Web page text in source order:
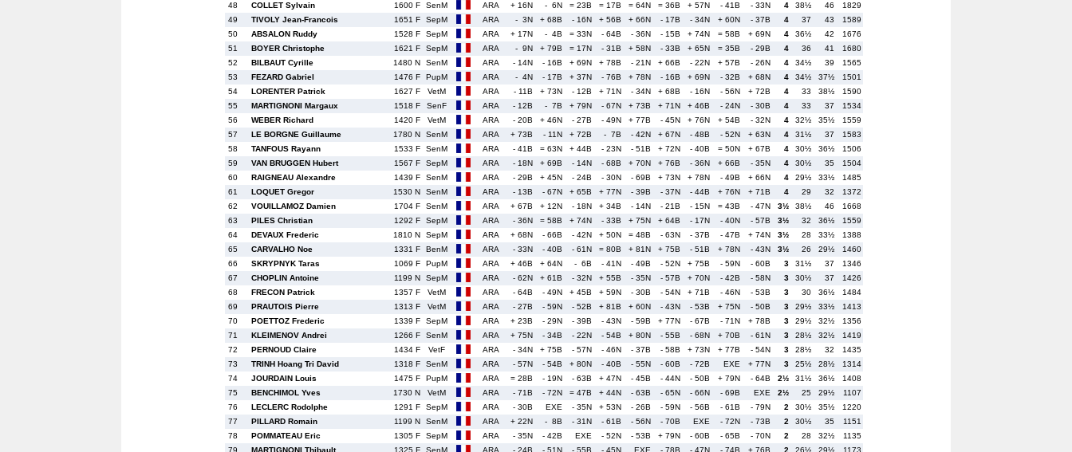
48
COLLET Sylvain 1600 F SenM ARA + 16N - 6N = 23B = 17B = 64N = 36B + 57N - 41B - 33N 4 38½ 46
1829
49
TIVOLY Jean-Francois 1651 F SepM ARA - 3N + 68B - 16N + 56B + 66N - 17B - 34N + 60N - 37B 4 37 43
1589
50
ABSALON Ruddy 1528 F SepM ARA + 17N - 4B = 33N - 64B - 36N - 15B + 74N = 58B + 69N 4 36½ 42
1676
51
BOYER Christophe 1621 F SepM ARA - 9N + 79B = 17N - 31B + 58N - 33B + 65N = 35B - 29B 4 36 41
1680
52
BILBAUT Cyrille 1480 N SenM ARA - 14N - 16B + 69N + 78B - 21N + 66B - 22N + 57B - 26N 4 34½ 39
1565
53
FEZARD Gabriel 1476 F PupM ARA - 4N - 17B + 37N - 76B + 78N - 16B + 69N - 32B + 68N 4 34½ 37½
1501
54
LORENTER Patrick 1627 F VetM ARA - 11B + 73N - 12B + 71N - 34N + 68B - 16N - 56N + 72B 4 33 38½
1590
55
MARTIGNONI Margaux 1518 F SenF ARA - 12B - 7B + 79N - 67N + 73B + 71N + 46B - 24N - 30B 4 33 37
1534
56
WEBER Richard 1420 F VetM ARA - 20B + 46N - 27B - 49N + 77B - 45N + 76N + 54B - 32N 4 32½ 35½
1559
57
LE BORGNE Guillaume 1780 N SenM ARA + 73B - 11N + 72B - 7B - 42N + 67N - 48B - 52N + 63N 4 31½ 37
1583
58
TANFOUS Rayann 1533 F SenM ARA - 41B = 63N + 44B - 23N - 51B + 72N - 40B = 50N + 67B 4 30½ 36½
1506
59
VAN BRUGGEN Hubert 1567 F SepM ARA - 18N + 69B - 14N - 68B + 70N + 76B - 36N + 66B - 35N 4 30½ 35
1504
60
RAIGNEAU Alexandre 1439 F SenM ARA - 29B + 45N - 24B - 30N - 69B + 73N + 78N - 49B + 66N 4 29½ 33½
1485
61
LOQUET Gregor 1530 N SenM ARA - 13B - 67N + 65B + 77N - 39B - 37N - 44B + 76N + 71B 4 29 32
1372
62
VOUILLAMOZ Damien 1704 F SenM ARA + 67B + 12N - 18N + 34B - 14N - 21B - 15N = 43B - 47N 3½ 38½ 46
1668
63
PILES Christian 1292 F SepM ARA - 36N = 58B + 74N - 33B + 75N + 64B - 17N - 40N - 57B 3½ 32 36½
1559
64
DEVAUX Frederic 1810 N SepM ARA + 68N - 66B - 42N + 50N = 48B - 63N - 37B - 47B + 74N 3½ 28 33½
1388
65
CARVALHO Noe 1331 F BenM ARA - 33N - 40B - 61N = 80B + 81N + 75B - 51B + 78N - 43N 3½ 26 29½
1460
66
SKRYPNYK Taras 1069 F PupM ARA + 46B + 64N - 6B - 41N - 49B - 52N + 75B - 59N - 60B 3 31½ 37
1346
67
CHOPLIN Antoine 1199 N SepM ARA - 62N + 61B - 32N + 55B - 35N - 57B + 70N - 42B - 58N 3 30½ 37
1426
68
FRECON Patrick 1357 F VetM ARA - 64B - 49N + 45B + 59N - 30B - 54N + 71B - 46N - 53B 3 30 36½
1484
69
PRAUTOIS Pierre 1313 F VetM ARA - 27B - 59N - 52B + 81B + 60N - 43N - 53B + 75N - 50B 3 29½ 33½
1413
70
POETTOZ Frederic 1339 F SepM ARA + 23B - 29N - 39B - 43N - 59B + 77N - 67B - 71N + 78B 3 29½ 32½
1356
71
KLEIMENOV Andrei 1266 F SenM ARA + 75N - 34B - 22N - 54B + 80N - 55B - 68N + 70B - 61N 3 28½ 32½
1419
72
PERNOUD Claire 1434 F VetF ARA - 34N + 75B - 57N - 46N - 37B - 58B + 73N + 77B - 54N 3 28½ 32
1435
73
TRINH Hoang Tri David 1318 F SenM ARA - 57N - 54B + 80N - 40B - 55N - 60B - 72B EXE + 77N 3 25½ 28½
1314
74
JOURDAIN Louis 1475 F PupM ARA = 28B - 19N - 63B + 47N - 45B - 44N - 50B + 79N - 64B 2½ 31½ 36½
1408
75
BENCHIMOL Yves 1730 N VetM ARA - 71B - 72N = 47B + 44N - 63B - 65N - 66N - 69B EXE 2½ 25 29½
1107
76
LECLERC Rodolphe 1291 F SepM ARA - 30B EXE - 35N + 53N - 26B - 59N - 56B - 61B - 79N 2 30½ 35½
1220
77
PILLARD Romain 1199 N SenM ARA + 22N - 8B - 31N - 61B - 56N - 70B EXE - 72N - 73B 2 30½ 35
1151
78
POMMATEAU Eric 1305 F SepM ARA - 35N - 42B EXE - 52N - 53B + 79N - 60B - 65B - 70N 2 28 32½
1135
79
MARTIGNONI Thibault 1325 F SenM ARA - 24B - 51N - 55B - 45N EXE - 78B - 47N - 74B + 76B 2 26½ 29½ 1173